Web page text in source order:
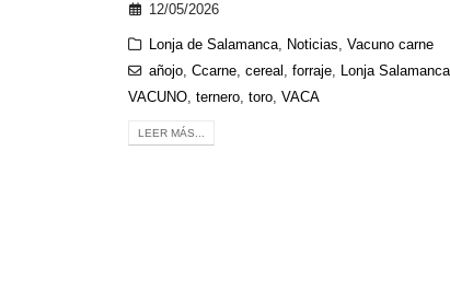
12/05/2026
Lonja de Salamanca, Noticias, Vacuno carne
añojo, Ccarne, cereal , forraje, Lonja
VACUNO, ternero, toro, VACA
LEER MÁS...